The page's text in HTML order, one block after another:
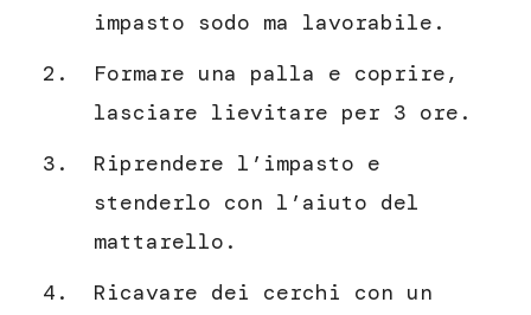
impasto sodo ma lavorabile.
Formare una palla e coprire,
lasciare lievitare per 3 ore.
Riprendere l’impasto e
stenderlo con l’aiuto del
mattarello.
Ricavare dei cerchi con un